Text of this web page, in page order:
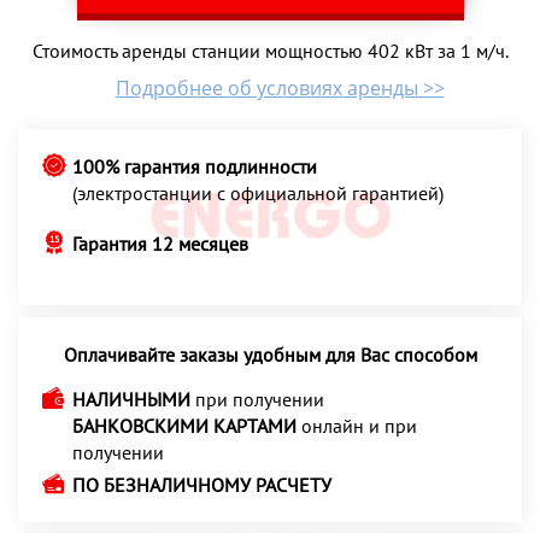
Стоимость аренды станции мощностью 402 кВт за 1 м/ч.
Подробнее об условиях аренды >>
100% гарантия подлинности
(электростанции с официальной гарантией)
Гарантия 12 месяцев
Оплачивайте заказы удобным для Вас способом
НАЛИЧНЫМИ при получении
БАНКОВСКИМИ КАРТАМИ онлайн и при
получении
ПО БЕЗНАЛИЧНОМУ РАСЧЕТУ